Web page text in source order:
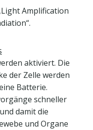
Amplification
aktiviert. Die
der Zelle werden
Batterie.
schneller
damit die
und Organe